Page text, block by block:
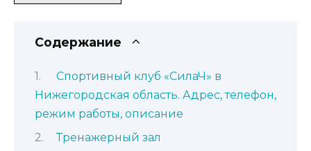
Содержание
Спортивный клуб «СилаЧ» в
Нижегородская область. Адрес, телефон,
режим работы, описание
Тренажерный зал